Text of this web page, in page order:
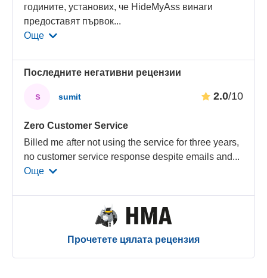
годините, установих, че HideMyAss винаги
предоставят първок...
Още
Последните негативни рецензии
s sumit 2.0/10
Zero Customer Service
Billed me after not using the service for three years,
no customer service response despite emails and...
Още
Прочетете цялата рецензия